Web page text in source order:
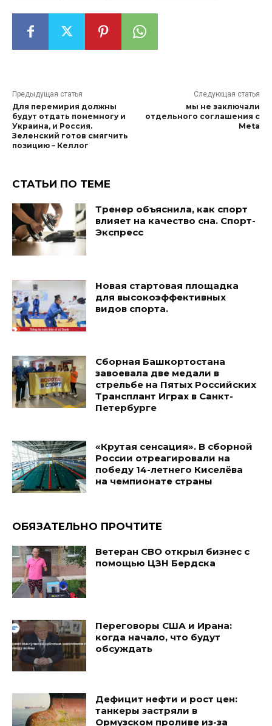
Предыдущая статья
Для перемирия должны
будут отдать понемногу и
Украина, и Россия.
Зеленский готов смягчить
позицию – Келлог
Следующая статья
мы не заключали
отдельного соглашения с
Meta
СТАТЬИ ПО ТЕМЕ
Тренер объяснила, как спорт
влияет на качество сна. Спорт-
Экспресс
Новая стартовая площадка
для высокоэффективных
видов спорта.
Сборная Башкортостана
завоевала две медали в
стрельбе на Пятых Российских
Трансплант Играх в Санкт-
Петербурге
«Крутая сенсация». В сборной
России отреагировали на
победу 14-летнего Киселёва
на чемпионате страны
ОБЯЗАТЕЛЬНО ПРОЧТИТЕ
Ветеран СВО открыл бизнес с
помощью ЦЗН Бердска
Переговоры США и Ирана:
когда начало, что будут
обсуждать
Дефицит нефти и рост цен:
танкеры застряли в
Ормузском проливе из-за